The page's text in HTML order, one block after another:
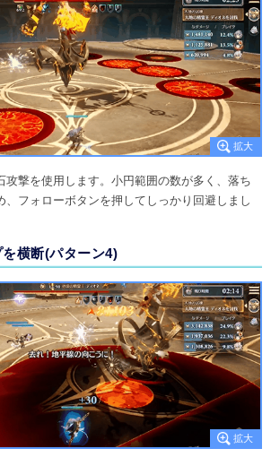
攻撃を使用します。小円範囲の数が多く、落ち
、フォローボタンを押してしっかり回避しまし
横断(パターン4)